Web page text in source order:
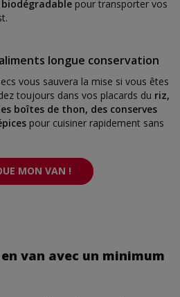
biodégradable pour transporter vos
longue conservation
vous sauvera la mise si vous êtes
toujours dans vos placards du riz,
boîtes de thon, des conserves
pour cuisiner rapidement sans
MON VAN !
van avec un minimum